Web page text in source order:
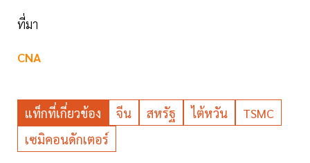
ที่มา
CNA
แท็กที่เกี่ยวข้อง จีน สหรัฐ ไต้หวัน
TSMC
เซมิคอนดักเตอร์